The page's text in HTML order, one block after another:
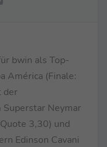
bwin als Top-
América (Finale:
der
Neymar
3,30) und
Edinson Cavani